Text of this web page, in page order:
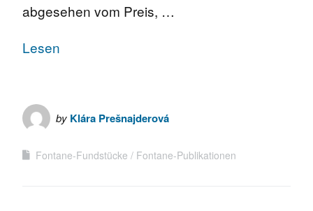
abgesehen vom Preis, …
Lesen
by Klára Prešnajderová
Fontane-Fundstücke Fontane-Publikationen